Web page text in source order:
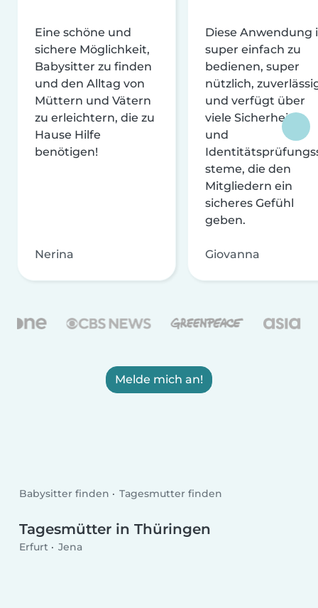
Eine schöne und
sichere Möglichkeit,
Babysitter zu finden
und den Alltag von
Müttern und Vätern
zu erleichtern, die zu
Hause Hilfe
benötigen!
Nerina
Diese Anwendung
super einfach zu
bedienen, super
nützlich,
und verfügt über
viele Sicherheits-
und
steme, die den
Mitgliedern ein
sicheres Gefühl
geben.
Giovanna
Melde mich an!
Babysitter finden Tagesmutter finden
Tagesmütter in Thüringen
Erfurt Jena